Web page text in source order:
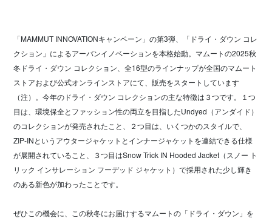
「MAMMUT INNOVATIONキャンペーン」の第3弾、「ドライ・ダウン コレ
クション」によるアーバンイノベーションを本格始動。マムートの2025秋
冬ドライ・ダウン コレクション、全16型のラインナップが全国のマムート
ストアおよび公式オンラインストアにて、販売をスタートしています
（注）。今年のドライ・ダウン コレクションの主な特徴は３つです。１つ
目は、環境保全とファッション性の両立を目指したUndyed（アンダイド）
のコレクションが発売されたこと、２つ目は、いくつかのスタイルで、
ZIP-INというアウタージャケットとインナージャケットを連結できる仕様
が展開されていること、３つ目はSnow Trick IN Hooded Jacket（スノー ト
リック インサレーション フーデッド ジャケット）で採用された少し輝き
のある新色が加わったことです。
ぜひこの機会に、この秋冬にお届けするマムートの「ドライ・ダウン」を